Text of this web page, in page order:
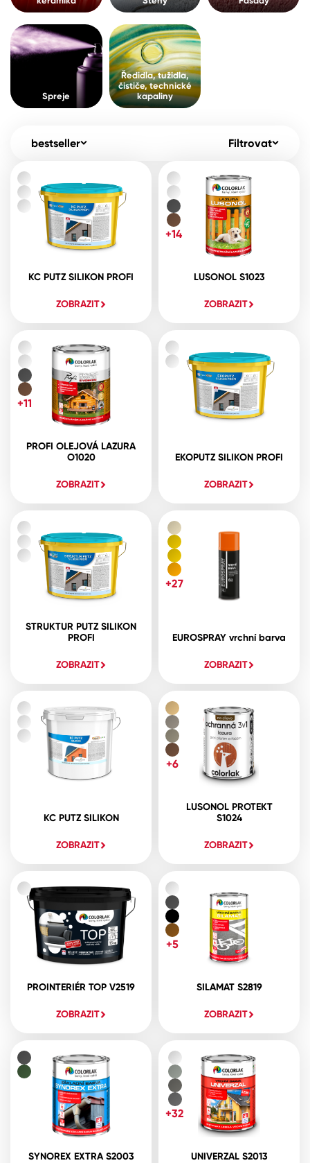
Pro akcionáře O společnosti
Kontakty
+420 800 145 555
Česko
Slovensko Polsko
Spreje
Ředidla, tužidla, čističe, technické
kapaliny
Spreje
Ředidla, tužidla,
čističe, technické
kapaliny
bestseller Filtrovat
KC PUTZ SILIKON PROFI
ZOBRAZIT
LUSONOL S1023
ZOBRAZIT
+14
PROFI OLEJOVÁ LAZURA
O1020
ZOBRAZIT
+11
EKOPUTZ SILIKON PROFI
ZOBRAZIT
STRUKTUR PUTZ SILIKON
PROFI
ZOBRAZIT
EUROSPRAY vrchní barva
ZOBRAZIT
+27
KC PUTZ SILIKON
ZOBRAZIT
LUSONOL PROTEKT
S1024
ZOBRAZIT
+6
PROINTERIÉR TOP V2519
ZOBRAZIT
SILAMAT S2819
ZOBRAZIT
+5
SYNOREX EXTRA S2003 UNIVERZAL S2013
+32